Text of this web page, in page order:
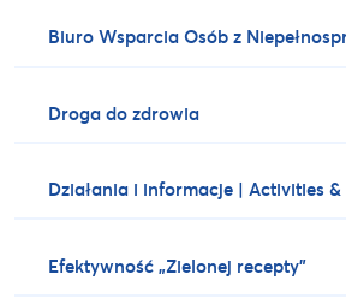
Biuro Wsparcia Osób z
Droga do zdrowia
Działania i informacje | Activities
Efektywność „Zielonej recepty”